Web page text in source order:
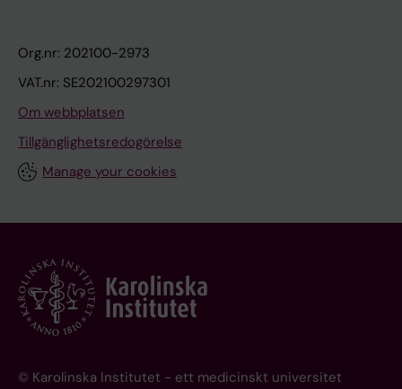
Org.nr: 202100-2973
VAT.nr: SE202100297301
Om webbplatsen
Tillgänglighetsredogörelse
Manage your cookies
© Karolinska Institutet - ett medicinskt universitet